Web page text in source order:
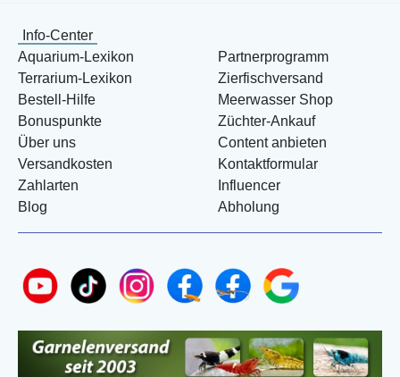
Info-Center
Aquarium-Lexikon
Terrarium-Lexikon
Bestell-Hilfe
Bonuspunkte
Über uns
Versandkosten
Zahlarten
Blog
Partnerprogramm
Zierfischversand
Meerwasser Shop
Züchter-Ankauf
Content anbieten
Kontaktformular
Influencer
Abholung